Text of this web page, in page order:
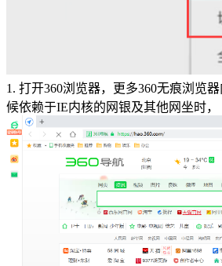
1. 打开360浏览器，更多360无痕浏览
候依赖于IE内核的网银及其他网坐时，